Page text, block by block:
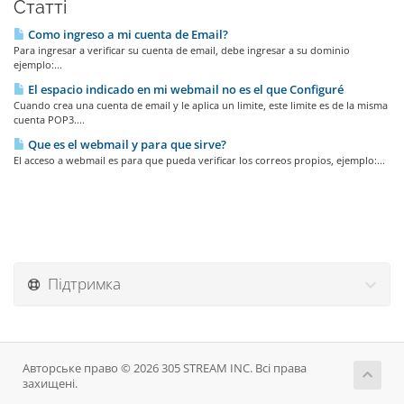
Статті
Como ingreso a mi cuenta de Email?
Para ingresar a verificar su cuenta de email, debe ingresar a su dominio
ejemplo:...
El espacio indicado en mi webmail no es el que Configuré
Cuando crea una cuenta de email y le aplica un limite, este limite es de la misma
cuenta POP3....
Que es el webmail y para que sirve?
El acceso a webmail es para que pueda verificar los correos propios, ejemplo:...
Підтримка
Авторське право © 2026 305 STREAM INC. Всі права
захищені.